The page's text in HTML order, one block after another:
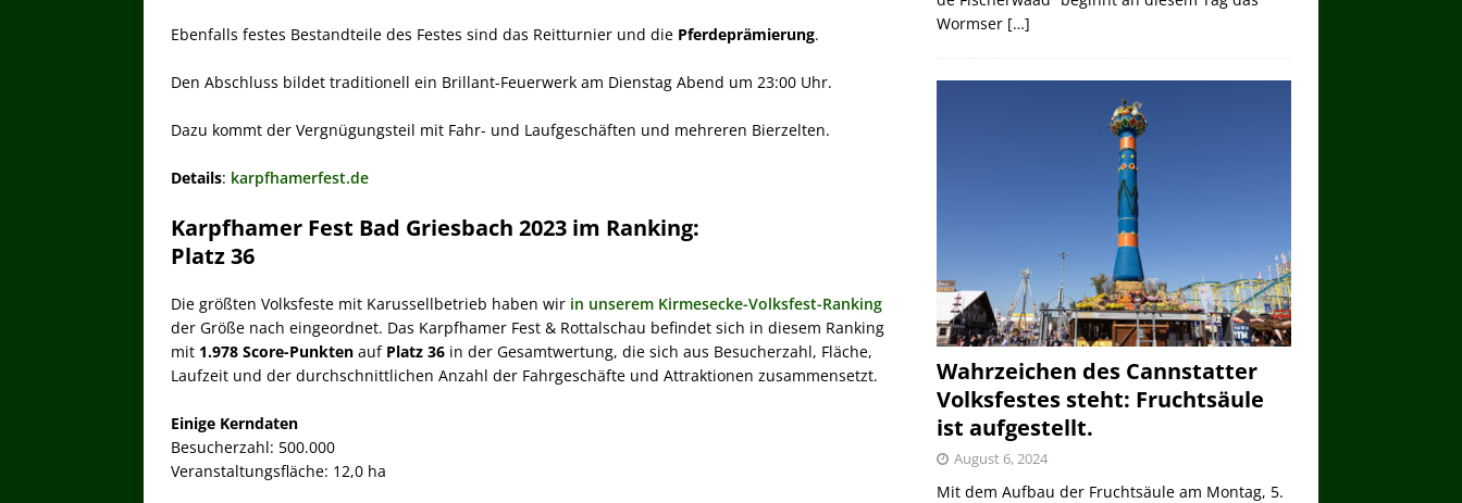
Ebenfalls festes Bestandteile des Festes sind das Reitturnier und die Pferdeprämierung.
Den Abschluss bildet traditionell ein Brillant-Feuerwerk am Dienstag Abend um 23:00 Uhr.
Dazu kommt der Vergnügungsteil mit Fahr- und Laufgeschäften und mehreren Bierzelten.
Details: karpfhamerfest.de
Karpfhamer Fest Bad Griesbach 2023 im Ranking:
Platz 36
Die größten Volksfeste mit Karussellbetrieb haben wir in unserem Kirmesecke-Volksfest-Ranking
der Größe nach eingeordnet. Das Karpfhamer Fest & Rottalschau befindet sich in diesem Ranking
mit 1.978 Score-Punkten auf Platz 36 in der Gesamtwertung, die sich aus Besucherzahl, Fläche,
Laufzeit und der durchschnittlichen Anzahl der Fahrgeschäfte und Attraktionen zusammensetzt.
Einige Kerndaten
Besucherzahl: 500.000
Veranstaltungsfläche: 12,0 ha
Wormser […]
Wahrzeichen des Cannstatter
Volksfestes steht: Fruchtsäule
ist aufgestellt.
August 6, 2024
Mit dem Aufbau der Fruchtsäule am Montag, 5.